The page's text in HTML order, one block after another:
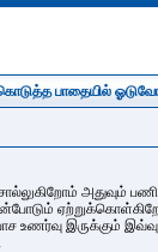
பாதையில்
அதுவும்
உணர்வு இருக்கும்